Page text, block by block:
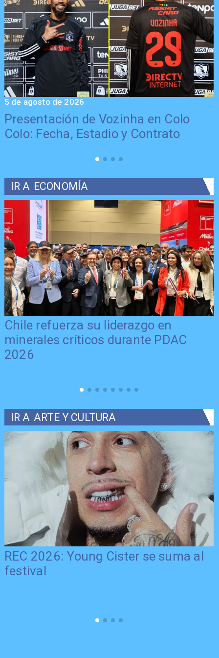
Presentación de Vozinha en Colo
Colo: Fecha, Estadio y Contrato
5 de agosto de 2026
IR A ECONOMÍA
Chile refuerza su liderazgo en
minerales críticos durante PDAC
2026
IR A ARTE Y CULTURA
REC 2026: Young Cister se suma al
festival